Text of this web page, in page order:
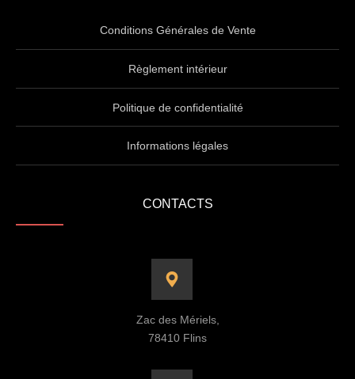
Conditions Générales de Vente
Règlement intérieur
Politique de confidentialité
Informations légales
CONTACTS
Zac des Mériels,
78410 Flins